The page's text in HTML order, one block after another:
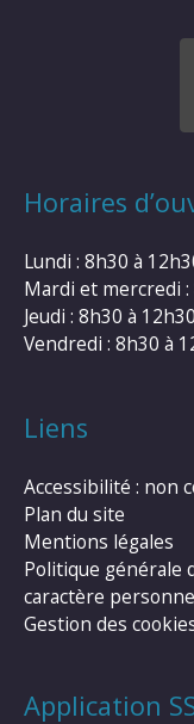
Horaires
Lundi : 8h30 à
Mardi et mercredi :
Jeudi : 8h30 à
Vendredi : 8h30 à
Liens
Accessibilité : non
Plan du site
Mentions légales
Politique générale
caractère
Gestion des
Application